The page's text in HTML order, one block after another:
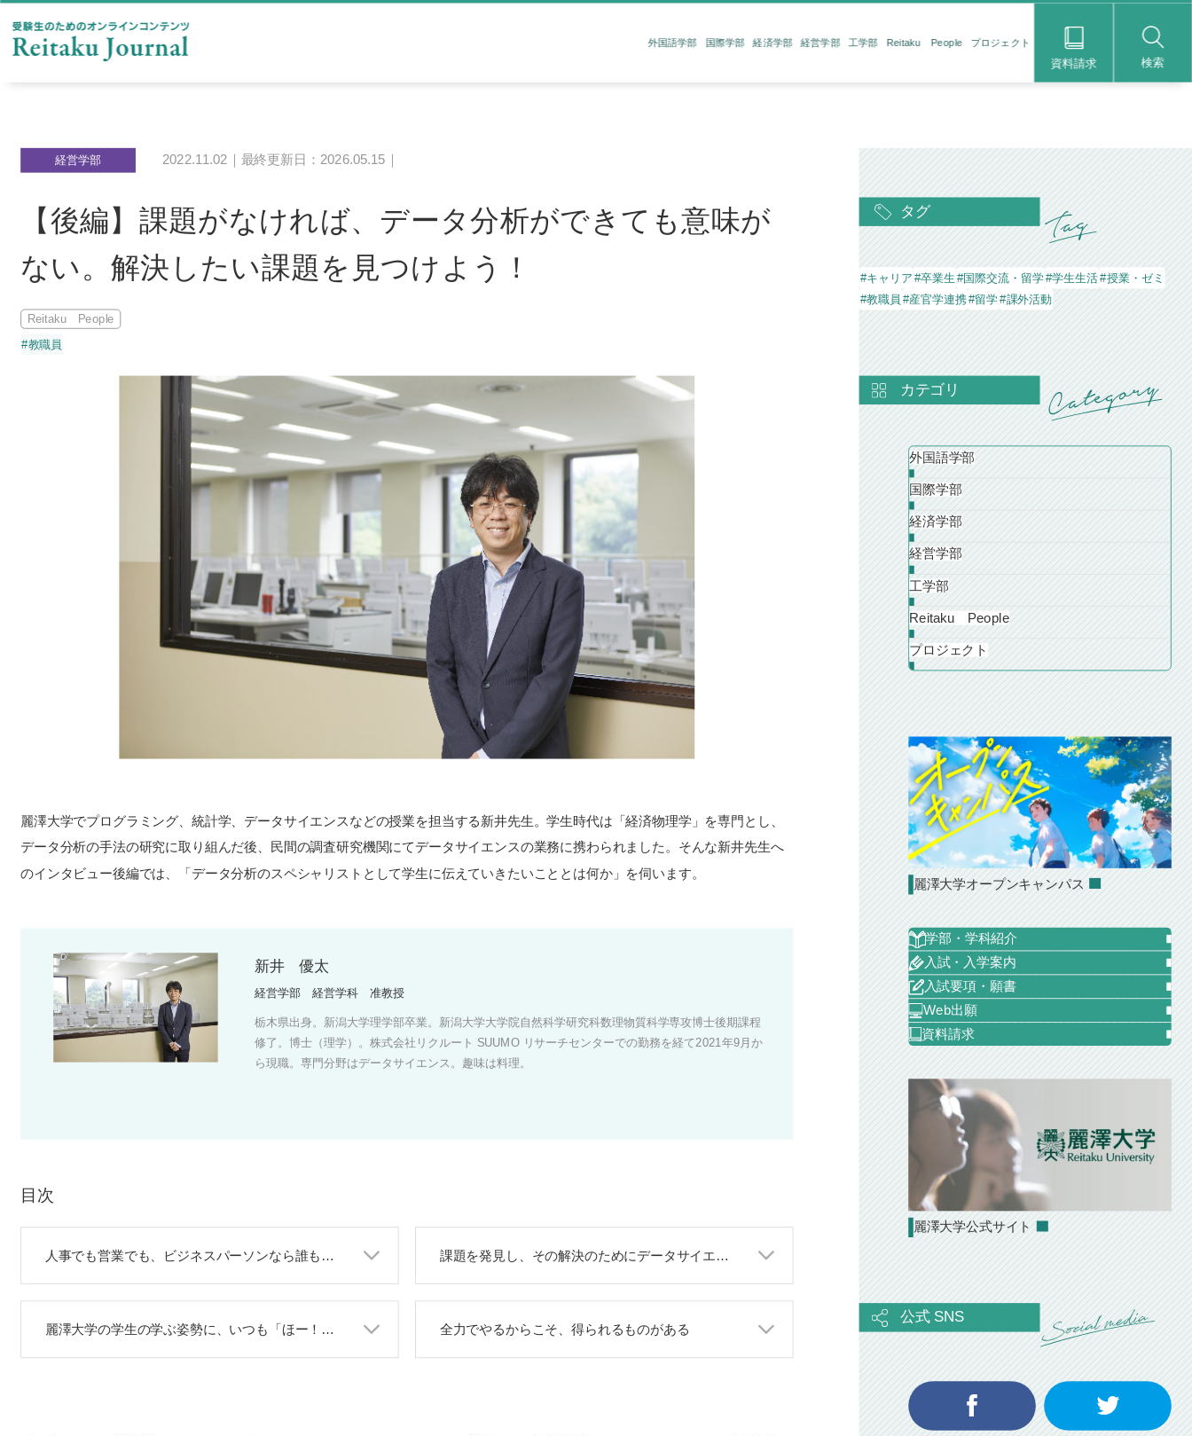
外国語学部 国際学部 経済学部 経営学部 工学部 Reitaku People プロジェクト
資料請求 検索
経営学部 2022.11.02｜最終更新日：2026.05.15｜
【後編】課題がなければ、データ分析ができても意味が
ない。解決したい課題を見つけよう！
Reitaku People
#教職員
麗澤大学でプログラミング、統計学、データサイエンスなどの授業を担当する新井先生。学生時代は「経済物理学」を専門とし、
データ分析の手法の研究に取り組んだ後、民間の調査研究機関にてデータサイエンスの業務に携わられました。そんな新井先生へ
のインタビュー後編では、「データ分析のスペシャリストとして学生に伝えていきたいこととは何か」を伺います。
新井 優太
経営学部 経営学科 准教授
栃木県出身。新潟大学理学部卒業。新潟大学大学院自然科学研究科数理物質科学専攻博士後期課程
修了。博士（理学）。株式会社リクルート SUUMO リサーチセンターでの勤務を経て2021年9月か
ら現職。専門分野はデータサイエンス。趣味は料理。
目次
人事でも営業でも、ビジネスパーソンなら誰もが必要とするデータ分析 課題を発見し、その解決のためにデータサイエンスを活かす
麗澤大学の学生の学ぶ姿勢に、いつも「ほー！」「おー！」と感心しています 全力でやるからこそ、得られるものがある
タグ
#キャリア #卒業生 #国際交流・留学#学生生活#授業・ゼミ
#教職員 #産官学連携#留学#課外活動
カテゴリ
外国語学部
国際学部
経済学部
経営学部
工学部
Reitaku People
プロジェクト
麗澤大学オープンキャンパス
学部・学科紹介
入試・入学案内
入試要項・願書
Web出願
資料請求
麗澤大学公式サイト
公式 SNS